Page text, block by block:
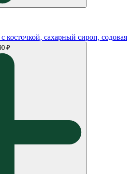
косточкой, сахарный сироп, содовая
₽